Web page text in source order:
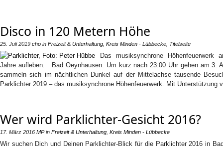
Disco in 120 Metern Höhe
25. Juli 2019 cho in Freizeit & Unterhaltung Kreis Minden - Lübbecke Titelseite
Das musiksynchrone Höhenfeuerwerk
Jahre aufleben. Bad Oeynhausen. Um kurz nach 23:00 Uhr gehen am 3.
sammeln sich im nächtlichen Dunkel auf der Mittelachse tausende
Parklichter 2019 – das musiksynchrone Höhenfeuerwerk. Mit
Wer wird Parklichter-Gesicht 2016?
17. März 2016 MPin Freizeit & Unterhaltung Kreis Minden - Lübbecke
Wir suchen Dich und Deinen Parklichter-Blick für die Parklichter 2016 in